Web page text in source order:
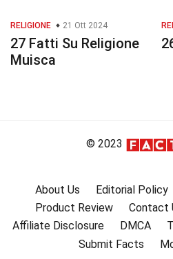
RELIGIONE 21 Ott 2024
27 Fatti Su Religione
Muisca
© 2023
About Us Editorial Policy
Product Review
Contact
Affiliate Disclosure
DMCA
Submit Facts